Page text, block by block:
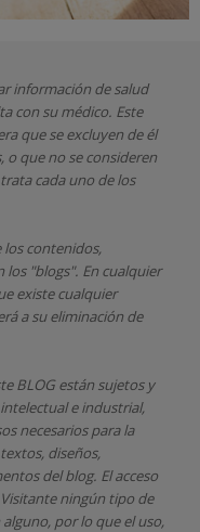
información de salud
con su médico. Este
que se excluyen de él
o que no se consideren
cada uno de los
los contenidos,
los "blogs". En cualquier
existe cualquier
a su eliminación de
BLOG están sujetos y
e industrial,
necesarios para la
diseños,
del blog. El acceso
ningún tipo de
por lo que el uso,